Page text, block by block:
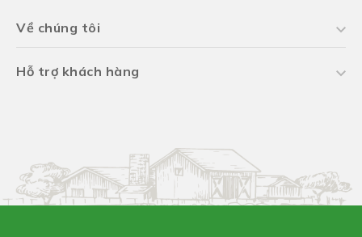
Về chúng tôi
Hỗ trợ khách hàng